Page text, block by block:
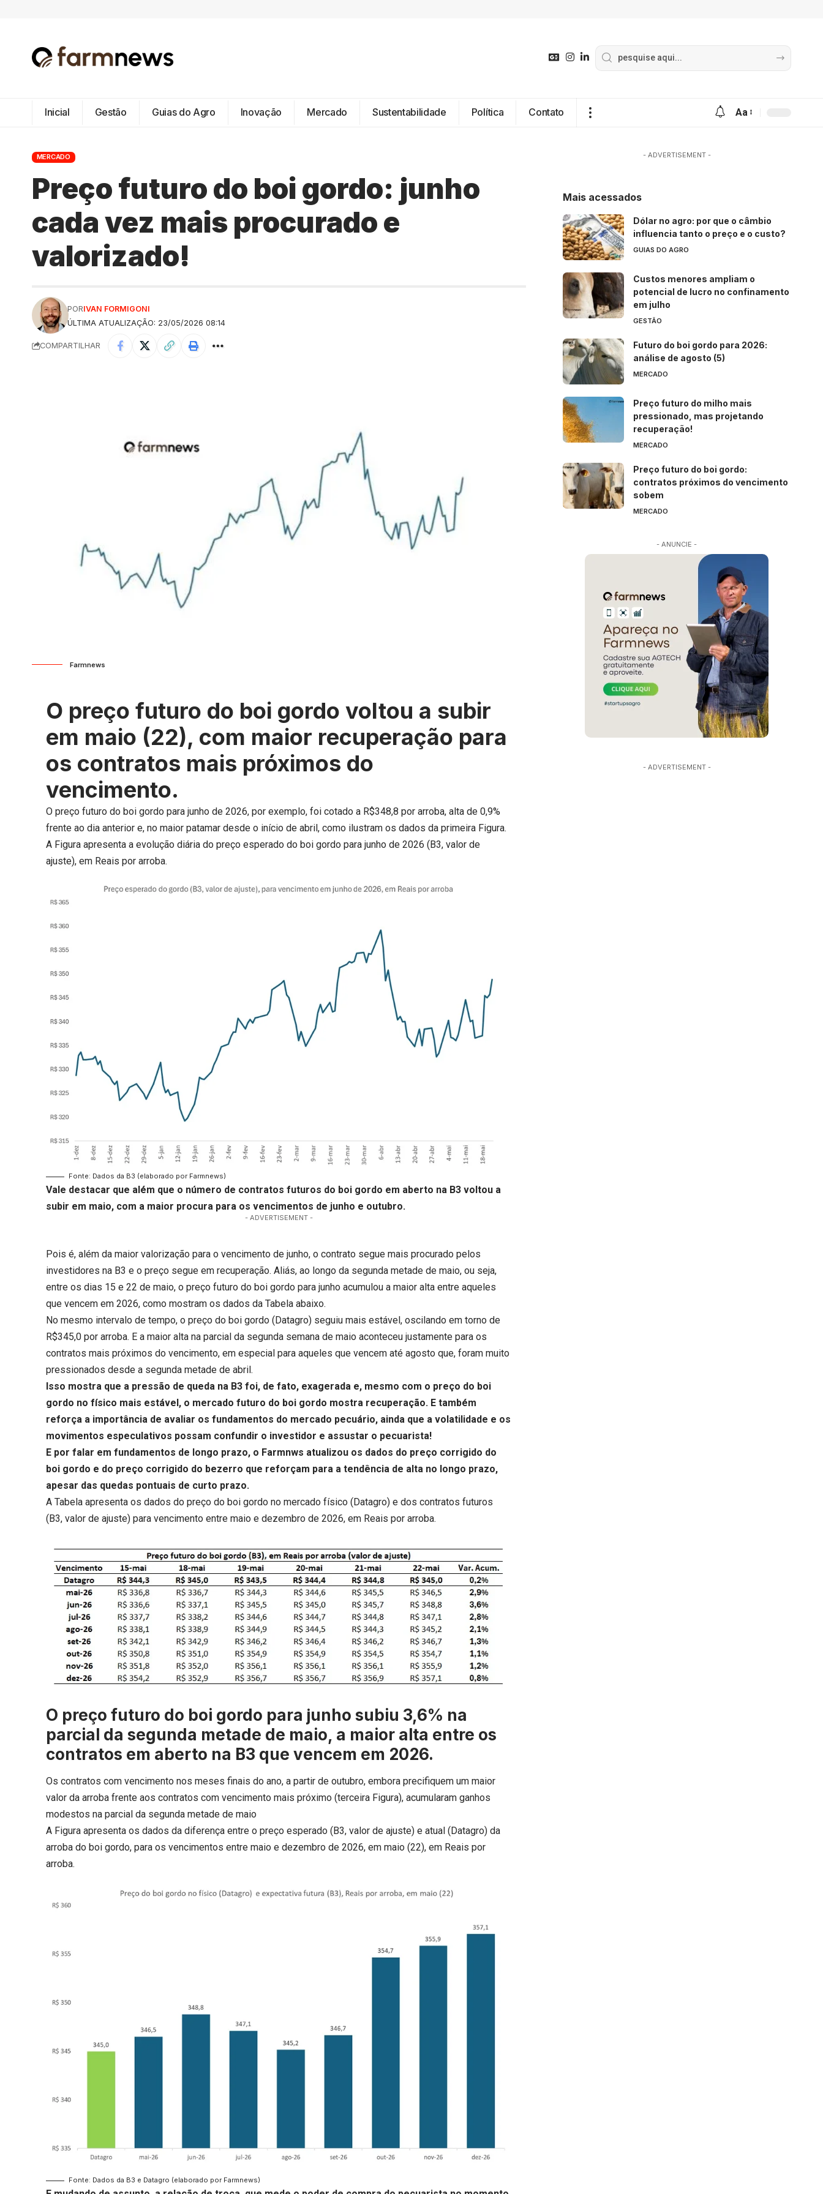
Inicial Gestão Guias do Agro Inovação Mercado Sustentabilidade Política Contato Aa
MERCADO
Preço futuro do boi gordo: junho
cada vez mais procurado e
valorizado!
ÚLTIMA ATUALIZAÇÃO: 23/05/2026 08:14
PORIVAN FORMIGONI
COMPARTILHAR
Farmnews
O preço futuro do boi gordo voltou a subir
em maio (22), com maior recuperação para
os contratos mais próximos do
vencimento.
O preço futuro do boi gordo para junho de 2026, por exemplo, foi cotado a R$348,8 por arroba, alta de 0,9%
frente ao dia anterior e, no maior patamar desde o início de abril, como ilustram os dados da primeira Figura.
A Figura apresenta a evolução diária do preço esperado do boi gordo para junho de 2026 (B3, valor de
ajuste), em Reais por arroba.
Fonte: Dados da B3 (elaborado por Farmnews)
Vale destacar que além que o número de contratos futuros do boi gordo em aberto na B3 voltou a
subir em maio, com a maior procura para os vencimentos de junho e outubro.
- ADVERTISEMENT -
Pois é, além da maior valorização para o vencimento de junho, o contrato segue mais procurado pelos
investidores na B3 e o preço segue em recuperação. Aliás, ao longo da segunda metade de maio, ou seja,
entre os dias 15 e 22 de maio, o preço futuro do boi gordo para junho acumulou a maior alta entre aqueles
que vencem em 2026, como mostram os dados da Tabela abaixo.
No mesmo intervalo de tempo, opreço do boi gordo (Datagro) seguiu mais estável, oscilando em torno de
R$345,0 por arroba. E a maior alta na parcial da segunda semana de maio aconteceu justamente para os
contratos mais próximos do vencimento, em especial para aqueles que vencem até agosto que, foram muito
pressionados desde a segunda metade de abril.
Isso mostra que a pressão de queda na B3 foi, de fato, exagerada e, mesmo com o preço do boi
gordo no físico mais estável, o mercado futuro do boi gordo mostra recuperação. E também
reforça a importância de avaliar os fundamentos do mercado pecuário, ainda que a volatilidade e os
movimentos especulativos possam confundir o investidor e assustar o pecuarista!
E por falar em fundamentos de longo prazo, o Farmnws atualizou os dados do preço corrigido do
boi gordo e do preço corrigido do bezerro que reforçam para a tendência de alta no longo prazo,
apesar das quedas pontuais de curto prazo.
A Tabela apresenta os dados do preço do boi gordo no mercado físico (Datagro) e dos contratos futuros
(B3, valor de ajuste) para vencimento entre maio e dezembro de 2026, em Reais por arroba.
O preço futuro do boi gordo para junho subiu 3,6% na
parcial da segunda metade de maio, a maior alta entre os
contratos em aberto na B3 que vencem em 2026.
Os contratos com vencimento nos meses finais do ano, a partir de outubro, embora precifiquem um maior
valor da arroba frente aos contratos com vencimento mais próximo (terceira Figura), acumularam ganhos
modestos na parcial da segunda metade de maio
A Figura apresenta os dados da diferença entre o preço esperado (B3, valor de ajuste) e atual (Datagro) da
arroba do boi gordo, para os vencimentos entre maio e dezembro de 2026, em maio (22), em Reais por
arroba.
Fonte: Dados da B3 e Datagro (elaborado por Farmnews)
- ADVERTISEMENT -
Mais acessados
Dólar no agro: por que o câmbio
influencia tanto o preço e o custo?
GUIAS DO AGRO
Custos menores ampliam o
potencial de lucro no confinamento
em julho
GESTÃO
Futuro do boi gordo para 2026:
análise de agosto (5)
MERCADO
Preço futuro do milho mais
pressionado, mas projetando
recuperação!
MERCADO
Preço futuro do boi gordo:
contratos próximos do vencimento
sobem
MERCADO
- ANUNCIE -
- ADVERTISEMENT -